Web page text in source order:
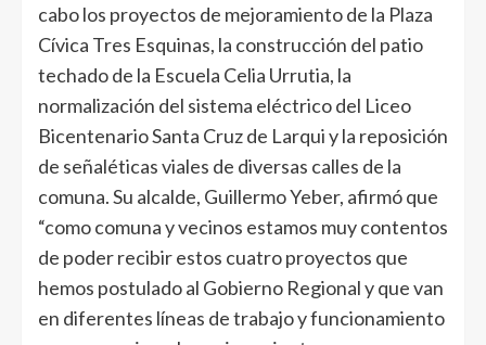
cabo los proyectos de mejoramiento de la Plaza
Cívica Tres Esquinas, la construcción del patio
techado de la Escuela Celia Urrutia, la
normalización del sistema eléctrico del Liceo
Bicentenario Santa Cruz de Larqui y la reposición
de señaléticas viales de diversas calles de la
comuna. Su alcalde, Guillermo Yeber, afirmó que
“como comuna y vecinos estamos muy contentos
de poder recibir estos cuatro proyectos que
hemos postulado al Gobierno Regional y que van
en diferentes líneas de trabajo y funcionamiento